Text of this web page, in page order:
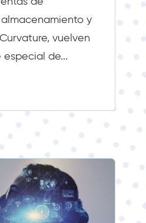
y
vuelven
especial de...